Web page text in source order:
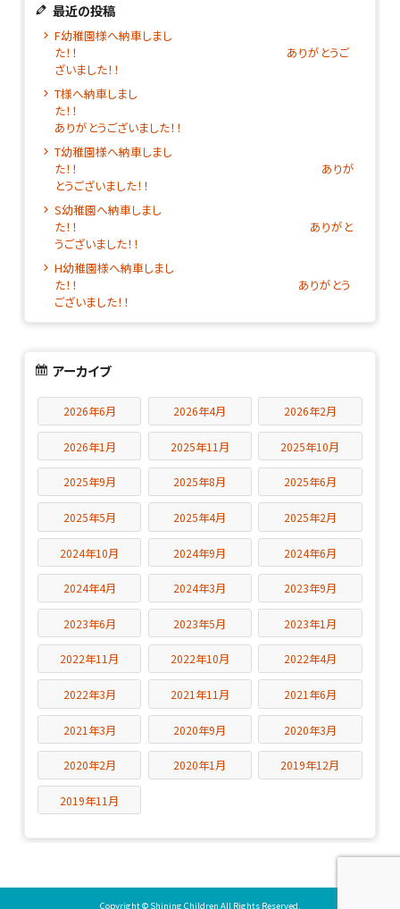
最近の投稿
F幼稚園様へ納車しまし
た！！ ありがとうご
ざいました！！
T様へ納車しまし
た！
ありがとうございました！！
T幼稚園様へ納車しまし
た！！ ありが
とうございました！！
S幼稚園へ納車しまし
た！！ ありがと
うございました！！
H幼稚園様へ納車しまし
た！！ ありがとう
ございました！！
アーカイブ
2026年6月 2026年4月 2026年2月
2026年1月 2025年11月 2025年10月
2025年9月 2025年8月 2025年6月
2025年5月 2025年4月 2025年2月
2024年10月 2024年9月 2024年6月
2024年4月 2024年3月 2023年9月
2023年6月 2023年5月 2023年1月
2022年11月 2022年10月 2022年4月
2022年3月 2021年11月 2021年6月
2021年3月 2020年9月 2020年3月
2020年2月 2020年1月 2019年12月
2019年11月
Copyright © Shining Children All Rights Reserved.